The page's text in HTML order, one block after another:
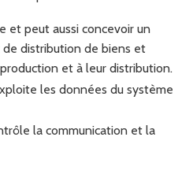
et peut aussi concevoir un
distribution de biens et
et à leur distribution.
les données du système
la communication et la